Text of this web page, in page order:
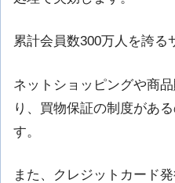
累計会員数300万人を誇る
ネットショッピングや商
り、買物保証の制度があ
す。
また、クレジットカード